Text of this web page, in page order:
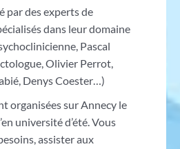
par des experts de
dans leur domaine
Pascal
Olivier Perrot,
Denys Coester…)
organisées sur Annecy le
université d’été. Vous
assister aux